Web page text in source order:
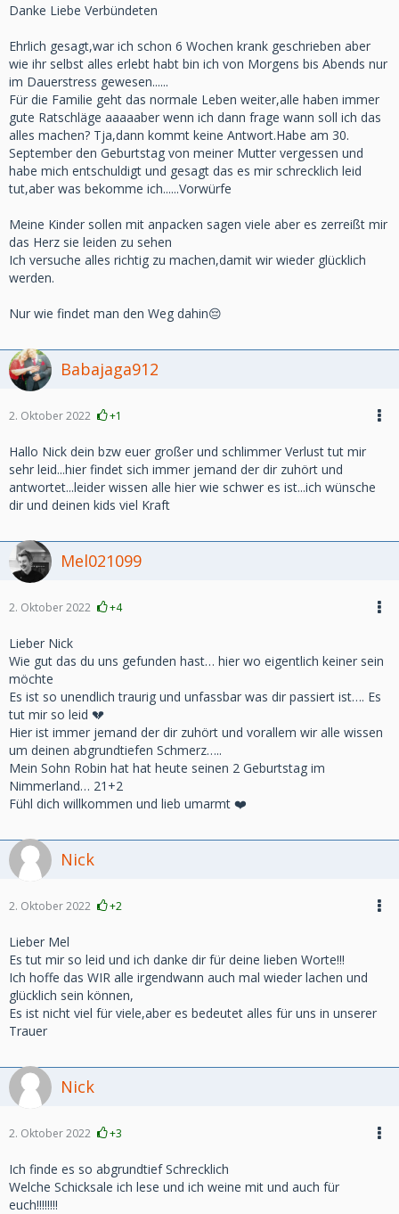
Danke Liebe Verbündeten
Ehrlich gesagt,war ich schon 6 Wochen krank geschrieben aber
wie ihr selbst alles erlebt habt bin ich von Morgens bis Abends nur
im Dauerstress gewesen......
Für die Familie geht das normale Leben weiter,alle haben immer
gute Ratschläge aaaaaber wenn ich dann frage wann soll ich das
alles machen? Tja,dann kommt keine Antwort.Habe am 30.
September den Geburtstag von meiner Mutter vergessen und
habe mich entschuldigt und gesagt das es mir schrecklich leid
tut,aber was bekomme ich......Vorwürfe
Meine Kinder sollen mit anpacken sagen viele aber es zerreißt mir
das Herz sie leiden zu sehen
Ich versuche alles richtig zu machen,damit wir wieder glücklich
werden.
Nur wie findet man den Weg dahin😔
Babajaga912
2. Oktober 2022 +1
Hallo Nick dein bzw euer großer und schlimmer Verlust tut mir
sehr leid...hier findet sich immer jemand der dir zuhört und
antwortet...leider wissen alle hier wie schwer es ist...ich wünsche
dir und deinen kids viel Kraft
Mel021099
2. Oktober 2022 +4
Lieber Nick
Wie gut das du uns gefunden hast… hier wo eigentlich keiner sein
möchte
Es ist so unendlich traurig und unfassbar was dir passiert ist…. Es
tut mir so leid 💔
Hier ist immer jemand der dir zuhört und vorallem wir alle wissen
um deinen abgrundtiefen Schmerz…..
Mein Sohn Robin hat hat heute seinen 2 Geburtstag im
Nimmerland… 21+2
Fühl dich willkommen und lieb umarmt ❤️
Nick
2. Oktober 2022 +2
Lieber Mel
Es tut mir so leid und ich danke dir für deine lieben Worte!!!
Ich hoffe das WIR alle irgendwann auch mal wieder lachen und
glücklich sein können,
Es ist nicht viel für viele,aber es bedeutet alles für uns in unserer
Trauer
Nick
2. Oktober 2022 +3
Ich finde es so abgrundtief Schrecklich
Welche Schicksale ich lese und ich weine mit und auch für
euch!!!!!!!!